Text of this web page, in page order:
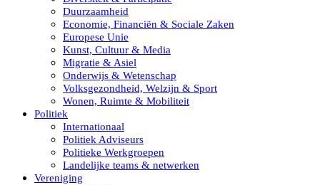
Duurzaamheid
Economie, Financiën & Sociale Zaken
Europese Unie
Kunst, Cultuur & Media
Migratie & Asiel
Onderwijs & Wetenschap
Volksgezondheid, Welzijn & Sport
Wonen, Ruimte & Mobiliteit
Politiek
Internationaal
Politiek Adviseurs
Politieke Werkgroepen
Landelijke teams & netwerken
Vereniging